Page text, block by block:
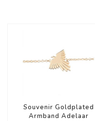
Souvenir Goldplated
Armband Adelaar